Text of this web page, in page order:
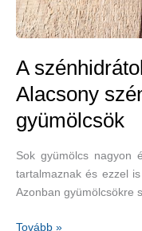
A
Alacsony
gyümölcsök
Sok gyümölcs nagyon
tartalmaznak és ezzel
Azonban gyümölcsökre
A
Tovább »